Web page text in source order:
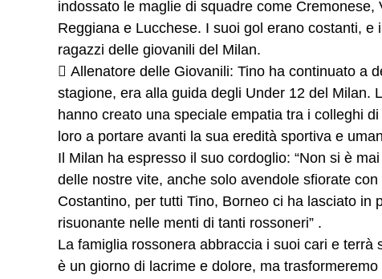
indossato le maglie di squadre come
Reggiana e Lucchese. I suoi gol erano costanti,
ragazzi delle giovanili del Milan.
 Allenatore delle Giovanili: Tino ha continuato a
stagione, era alla guida degli Under 12 del Milan.
hanno creato una speciale empatia tra i colleghi
loro a portare avanti la sua eredità sportiva e
Il Milan ha espresso il suo cordoglio: “Non si è
delle nostre vite, anche solo avendole sfiorate
Costantino, per tutti Tino, Borneo ci ha lasciato
risuonante nelle menti di tanti rossoneri” .
La famiglia rossonera abbraccia i suoi cari e
è un giorno di lacrime e dolore, ma